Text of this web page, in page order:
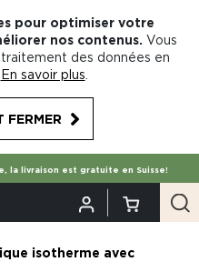
pour optimiser votre
nos contenus. Vous
des données en
En savoir plus
FERMER
la livraison est gratuite en Suisse!
isotherme avec